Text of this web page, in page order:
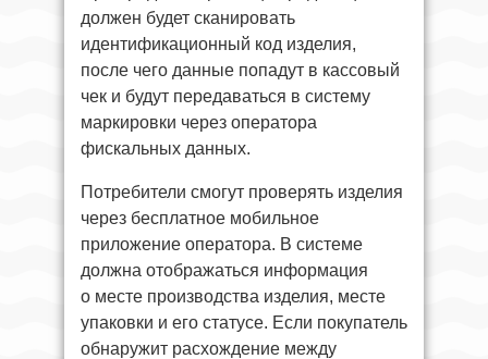
должен будет сканировать
идентификационный код изделия,
после чего данные попадут в кассовый
чек и будут передаваться в систему
маркировки через оператора
фискальных данных.
Потребители смогут проверять изделия
через бесплатное мобильное
приложение оператора. В системе
должна отображаться информация
о месте производства изделия, месте
упаковки и его статусе. Если покупатель
обнаружит расхождение между